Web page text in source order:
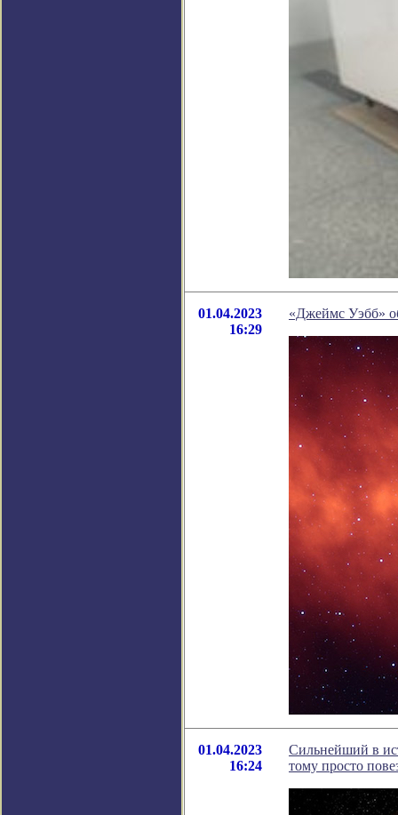
01.04.2023
16:29
«Джеймс Уэбб»
01.04.2023
16:24
Сильнейший в
тому просто